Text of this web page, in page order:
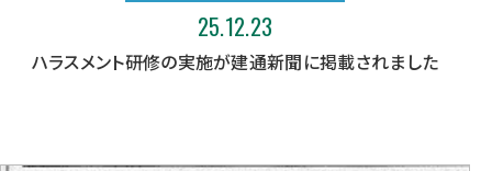
25.12.23
ハラスメント研修の実施が建通新聞に掲載されました